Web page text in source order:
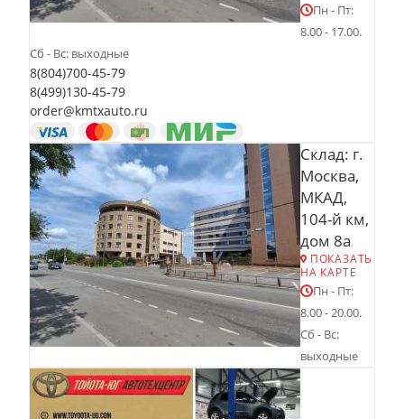
Пн - Пт:
8.00 - 17.00.
Сб - Вс: выходные
8(804)700-45-79
8(499)130-45-79
order@kmtxauto.ru
Склад: г.
Москва,
МКАД,
104-й км,
дом 8а
ПОКАЗАТЬ
НА КАРТЕ
Пн - Пт:
8.00 - 20.00.
Сб - Вс:
выходные